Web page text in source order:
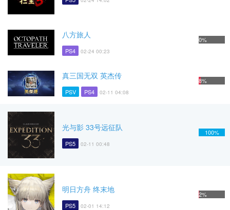
八方旅人
PS4 02-24 00:23
0%
真三国无双 英杰传
PSV PS4 02-11 04:08
8%
光与影 33号远征队
PS5 02-11 00:48
100%
明日方舟 终末地
PS5 02-01 14:12
2%